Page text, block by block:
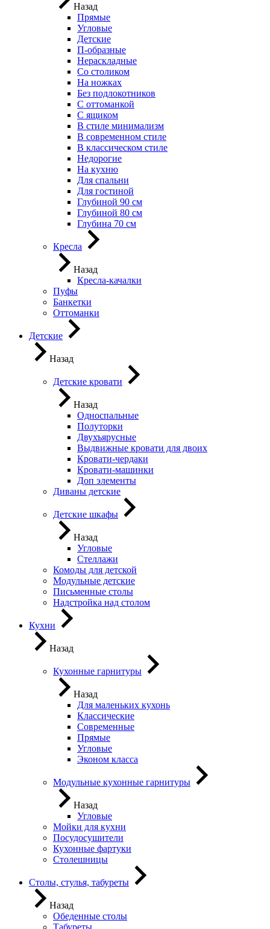
Назад
Прямые
Угловые
Детские
П-образные
Нераскладные
Со столиком
На ножках
Без подлокотников
С оттоманкой
С ящиком
В стиле минимализм
В современном стиле
В классическом стиле
Недорогие
На кухню
Для спальни
Для гостиной
Глубиной 90 см
Глубиной 80 см
Глубина 70 см
Кресла
Назад
Кресла-качалки
Пуфы
Банкетки
Оттоманки
Детские
Назад
Детские кровати
Назад
Односпальные
Полуторки
Двухъярусные
Выдвижные кровати для двоих
Кровати-чердаки
Кровати-машинки
Доп элементы
Диваны детские
Детские шкафы
Назад
Угловые
Стеллажи
Комоды для детской
Модульные детские
Письменные столы
Надстройка над столом
Кухни
Назад
Кухонные гарнитуры
Назад
Для маленьких кухонь
Классические
Современные
Прямые
Угловые
Эконом класса
Модульные кухонные гарнитуры
Назад
Угловые
Мойки для кухни
Посудосушители
Кухонные фартуки
Столешницы
Столы, стулья, табуреты
Назад
Обеденные столы
Табуреты